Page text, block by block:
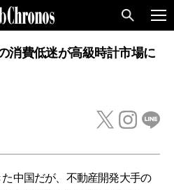
消費低迷が高級時計市場に
中国だが、不動産開発大手の